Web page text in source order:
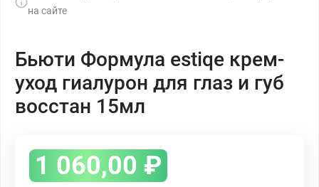
на сайте
Бьюти Формула estiqe крем-
уход гиалурон для глаз и губ
восстан 15мл
1 060,00 ₽